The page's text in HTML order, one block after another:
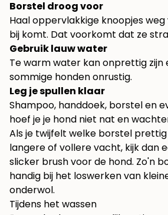
Borstel droog voor
Haal oppervlakkige knoopjes
bij komt. Dat voorkomt dat ze
Gebruik lauw water
Te warm water kan onprettig zijn
sommige honden onrustig.
Leg je spullen klaar
Shampoo, handdoek, borstel en
hoef je je hond niet nat en
Als je twijfelt welke borstel
langere of vollere vacht, kijk dan
slicker brush voor de hond. Zo'n
handig bij het loswerken van
onderwol.
Tijdens het wassen